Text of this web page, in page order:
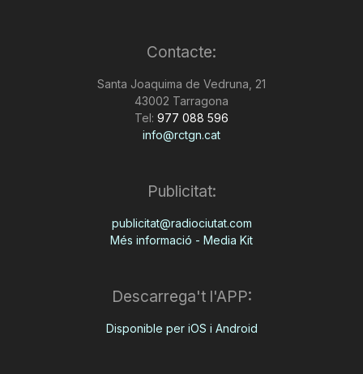
Contacte:
Santa Joaquima de Vedruna, 21
43002 Tarragona
Tel: 977 088 596
info@rctgn.cat
Publicitat:
publicitat@radiociutat.com
Més informació - Media Kit
Descarrega't l'APP:
Disponible per iOS i Android